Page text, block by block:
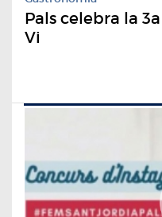
Pals celebra la
Vi